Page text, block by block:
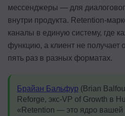
мессенджеры — для
внутри продукта. Retention-
каналы в единую систему, где
функцию, а клиент не получает
пять раз в разных форматах.
Брайан Бальфур (Brian
Reforge, экс-VP of Growth в
«Retention — это ядро вашей